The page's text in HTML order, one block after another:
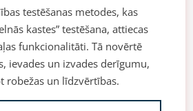
testēšanas metodes, kas
kastes” testēšana, attiecas
funkcionalitāti. Tā novērtē
ievades un izvades derīgumu,
robežas un līdzvērtības.